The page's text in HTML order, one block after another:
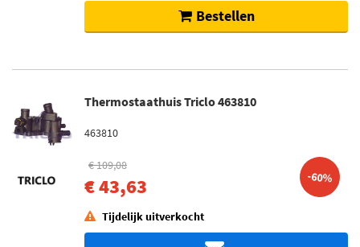
Bestellen
Thermostaathuis Triclo 463810
463810
€ 109,08
€ 43,63 -60%
Tijdelijk uitverkocht